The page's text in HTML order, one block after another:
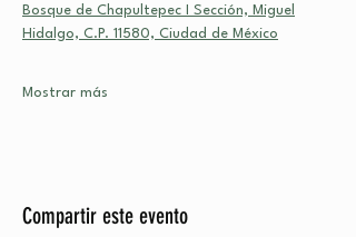
Bosque de Chapultepec I Sección, Miguel
Hidalgo, C.P. 11580, Ciudad de México
Mostrar más
Compartir este evento